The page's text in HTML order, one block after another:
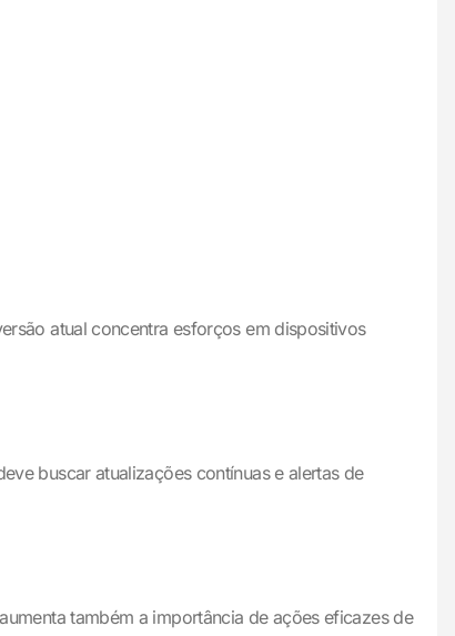
atual concentra esforços em dispositivos
buscar atualizações contínuas e alertas de
também a importância de ações eficazes de